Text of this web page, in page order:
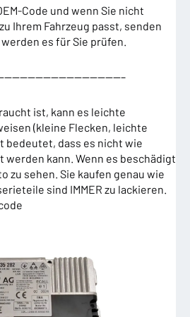
Code und wenn Sie nicht
Ihrem Fahrzeug passt, senden
es für Sie prüfen.
ist, kann es leichte
(kleine Flecken, leichte
bedeutet, dass es nicht wie
kann. Wenn es beschädigt
zu sehen. Sie kaufen genau wie
sind IMMER zu lackieren.